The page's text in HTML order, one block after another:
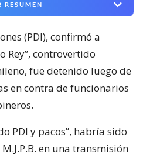
RESUMEN
(PDI), confirmó a
Rey”, controvertido
fue detenido luego de
en contra de funcionarios
PDI y pacos”, habría sido
en una transmisión